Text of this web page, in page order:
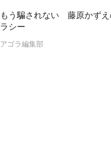
もう騙されない 藤原かずえ
ラシー
アゴラ編集部